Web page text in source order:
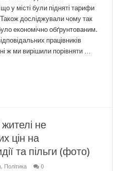
у місті були підняті тарифи
досліджували чому так
економічно обґрунтованим.
працівників
ж ми вирішили порівняти …
не
цін на
та пільги (фото)
, Політика 0